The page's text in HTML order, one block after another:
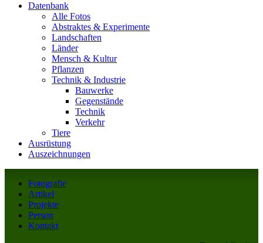
Fotografie
Artikel
Projekte
Person
Kontakt
Datenbank
Alle Fotos
Abstraktes & Experimente
Landschaften
Länder
Mensch & Kultur
Pflanzen
Technik & Industrie
Bauwerke
Gegenstände
Technik
Verkehr
Tiere
Ausrüstung
Auszeichnungen